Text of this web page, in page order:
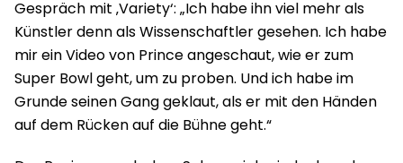
Gespräch mit ‚Variety‘: „Ich habe ihn viel mehr als
Künstler denn als Wissenschaftler gesehen. Ich habe
mir ein Video von Prince angeschaut, wie er zum
Super Bowl geht, um zu proben. Und ich habe im
Grunde seinen Gang geklaut, als er mit den Händen
auf dem Rücken auf die Bühne geht.“